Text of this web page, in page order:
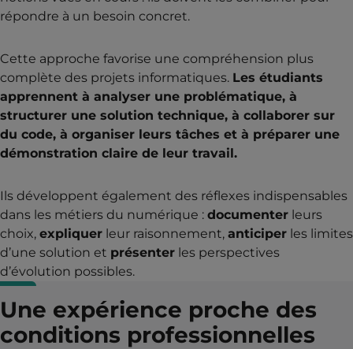
répondre à un besoin concret.
Cette approche favorise une compréhension plus
complète des projets informatiques. Les étudiants
apprennent à analyser une problématique, à
structurer une solution technique, à collaborer sur
du code, à organiser leurs tâches et à préparer une
démonstration claire de leur travail.
Ils développent également des réflexes indispensables
dans les métiers du numérique : documenter leurs
choix, expliquer leur raisonnement, anticiper les limites
d’une solution et présenter les perspectives
d’évolution possibles.
Une expérience proche des
conditions professionnelles